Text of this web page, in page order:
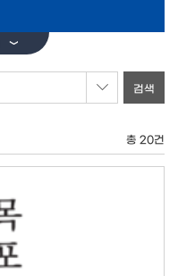
총 20건